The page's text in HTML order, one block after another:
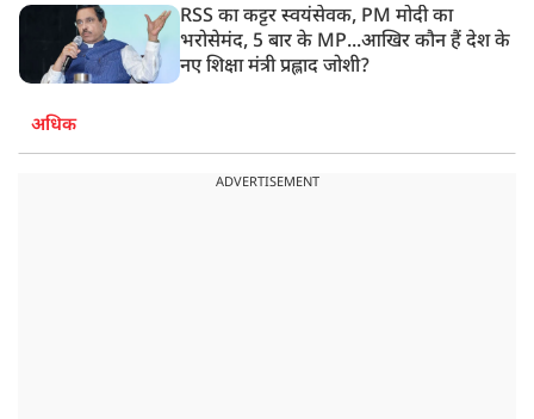
RSS का कट्टर स्वयंसेवक, PM मोदी का
भरोसेमंद, 5 बार के MP...आखिर कौन हैं देश के
नए शिक्षा मंत्री प्रह्लाद जोशी?
अधिक
ADVERTISEMENT